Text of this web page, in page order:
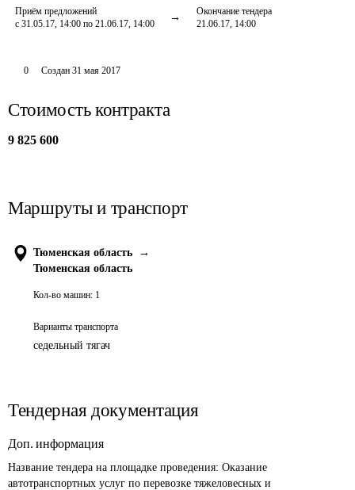
Приём предложений
с 31.05.17, 14:00 по 21.06.17, 14:00
Окончание тендера
21.06.17, 14:00
0 Создан 31 мая 2017
Стоимость контракта
9 825 600
Маршруты и транспорт
Тюменская область
→
Тюменская область
Кол-во машин: 1
Варианты транспорта
седельный тягач
Тендерная документация
Доп. информация
Название тендера на площадке проведения: Оказание
автотранспортных услуг по перевозке тяжеловесных и